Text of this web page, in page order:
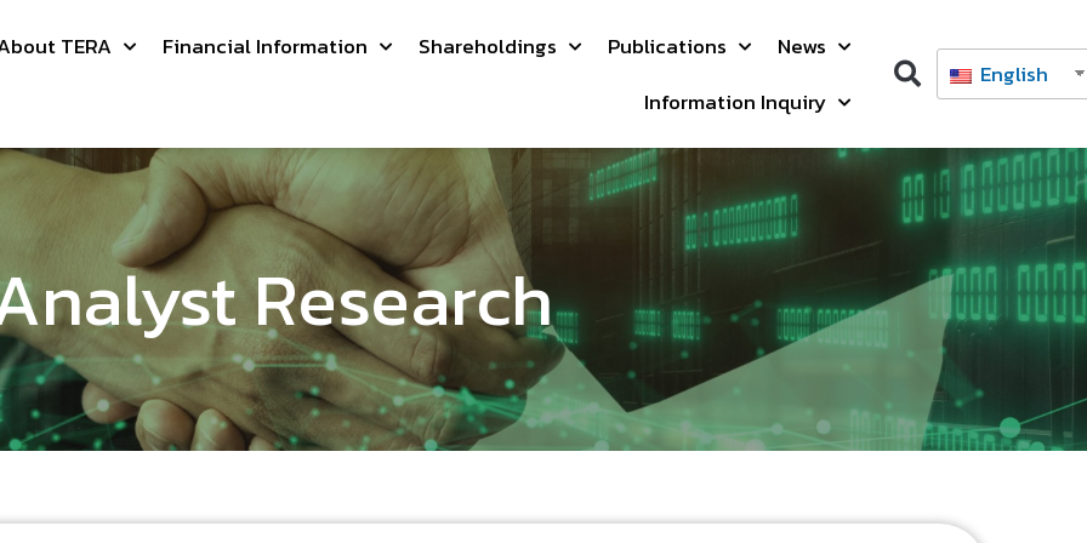
TERA Financial Information Shareholdings Publications
News
Information Inquiry
English
Research